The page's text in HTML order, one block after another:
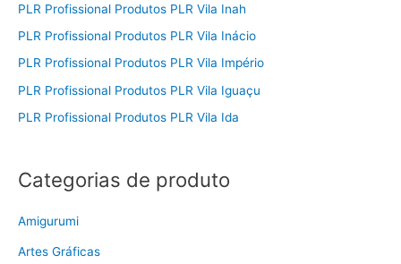
PLR Profissional Produtos PLR Vila Inah
PLR Profissional Produtos PLR Vila Inácio
PLR Profissional Produtos PLR Vila Império
PLR Profissional Produtos PLR Vila Iguaçu
PLR Profissional Produtos PLR Vila Ida
Categorias de produto
Amigurumi
Artes Gráficas